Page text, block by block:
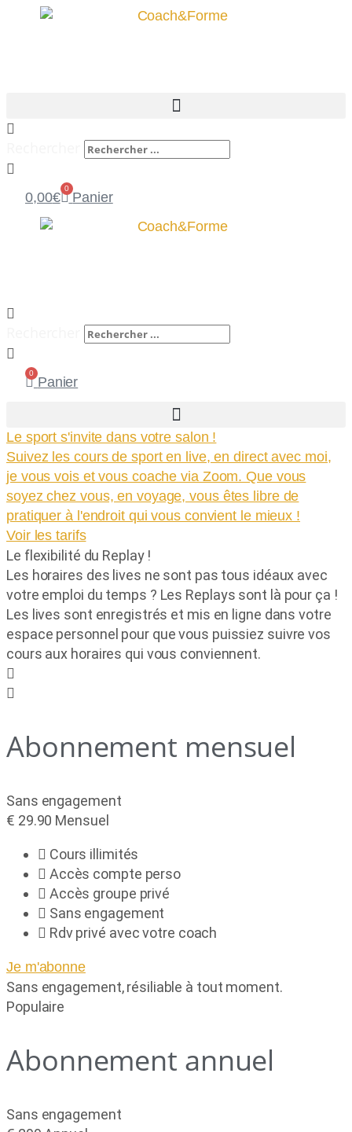
0,00€
0
Panier
0
Panier
Le sport s'invite dans votre salon !
Suivez les cours de sport en live, en direct avec moi,
je vous vois et vous coache via Zoom. Que vous
soyez chez vous, en voyage, vous êtes libre de
pratiquer à l'endroit qui vous convient le mieux !
Voir les tarifs
Le flexibilité du Replay !
Les horaires des lives ne sont pas tous idéaux avec
votre emploi du temps ? Les Replays sont là pour ça !
Les lives sont enregistrés et mis en ligne dans votre
espace personnel pour que vous puissiez suivre vos
cours aux horaires qui vous conviennent.
Abonnement mensuel
Sans engagement
€ 29.90 Mensuel
Cours illimités
Accès compte perso
Accès groupe privé
Sans engagement
Rdv privé avec votre coach
Je m'abonne
Sans engagement, résiliable à tout moment.
Populaire
Abonnement annuel
Sans engagement